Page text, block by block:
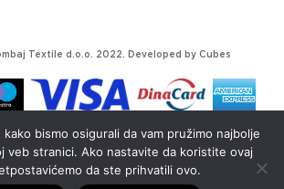
Textile d.o.o. 2022. Developed by Cubes
kako bismo osigurali da vam pružimo najbolje
veb stranici. Ako nastavite da koristite ovaj
da ste prihvatili ovo.